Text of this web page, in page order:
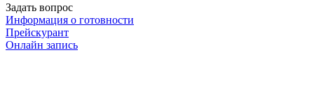
Задать вопрос
Информация о готовности
Прейскурант
Онлайн запись